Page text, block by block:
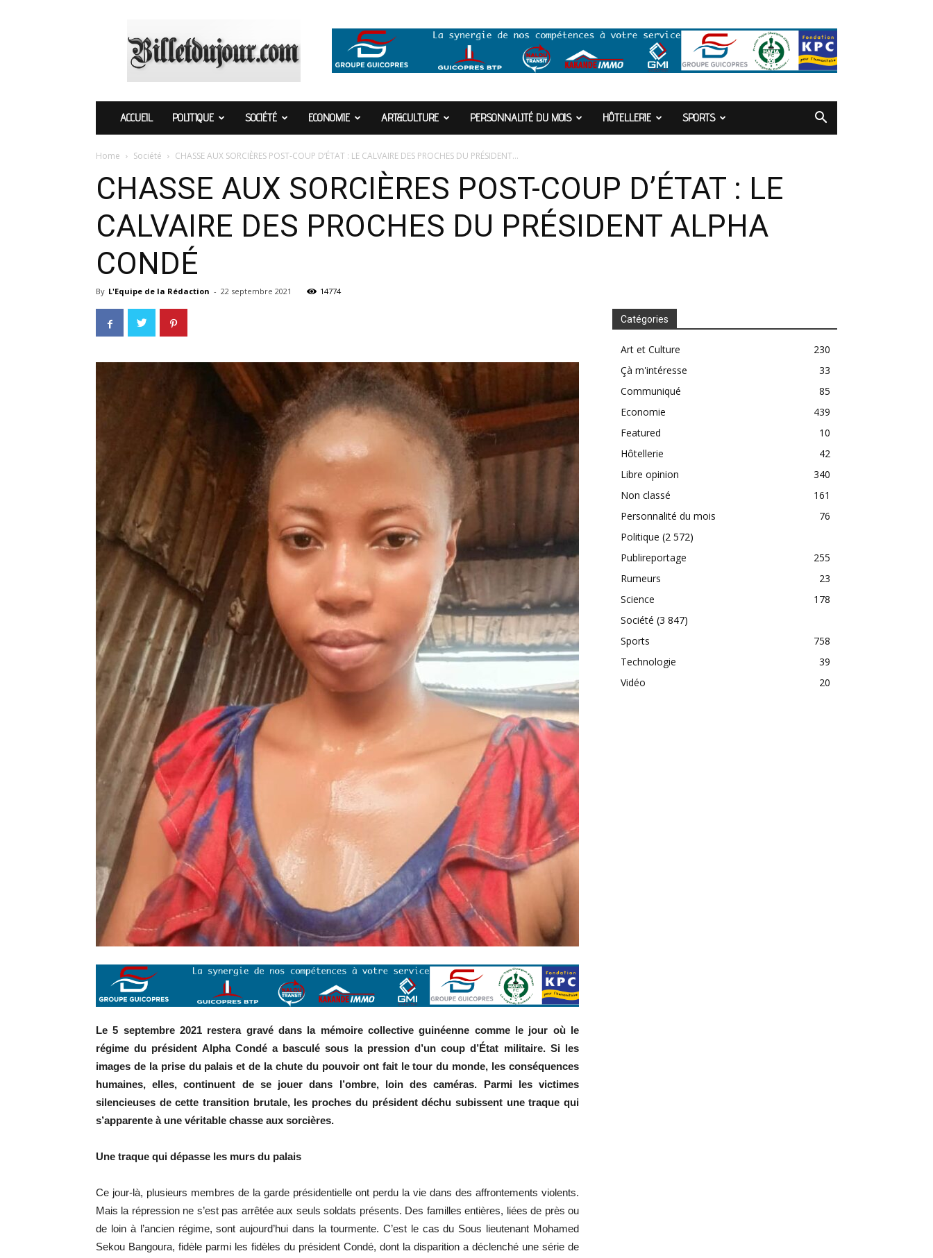
ACCUEIL POLITIQUE SOCIÉTÉ ECONOMIE ART&CULTURE PERSONNALITÉ DU MOIS HÔTELLERIE SPORTS
Home Société CHASSE AUX SORCIÈRES POST-COUP D’ÉTAT : LE CALVAIRE DES PROCHES DU PRÉSIDENT...
CHASSE AUX SORCIÈRES POST-COUP D’ÉTAT : LE
CALVAIRE DES PROCHES DU PRÉSIDENT ALPHA
CONDÉ
By L'Equipe de la Rédaction - 22 septembre 2021 14774
Le 5 septembre 2021 restera gravé dans la mémoire collective guinéenne comme le jour où le
régime du président Alpha Condé a basculé sous la pression d’un coup d’État militaire. Si les
images de la prise du palais et de la chute du pouvoir ont fait le tour du monde, les conséquences
humaines, elles, continuent de se jouer dans l’ombre, loin des caméras. Parmi les victimes
silencieuses de cette transition brutale, les proches du président déchu subissent une traque qui
s’apparente à une véritable chasse aux sorcières.
Une traque qui dépasse les murs du palais
Ce jour-là, plusieurs membres de la garde présidentielle ont perdu la vie dans des affrontements violents.
Mais la répression ne s’est pas arrêtée aux seuls soldats présents. Des familles entières, liées de près ou
de loin à l’ancien régime, sont aujourd’hui dans la tourmente. C’est le cas du Sous lieutenant Mohamed
Sekou Bangoura, fidèle parmi les fidèles du président Condé, dont la disparition a déclenché une série de
Catégories
Art et Culture
230
Çà m'intéresse
33
Communiqué
85
Economie
439
Featured
10
Hôtellerie
42
Libre opinion
340
Non classé
161
Personnalité du mois
76
Politique (2 572)
Publireportage
255
Rumeurs
23
Science
178
Société (3 847)
Sports
758
Technologie
39
Vidéo
20